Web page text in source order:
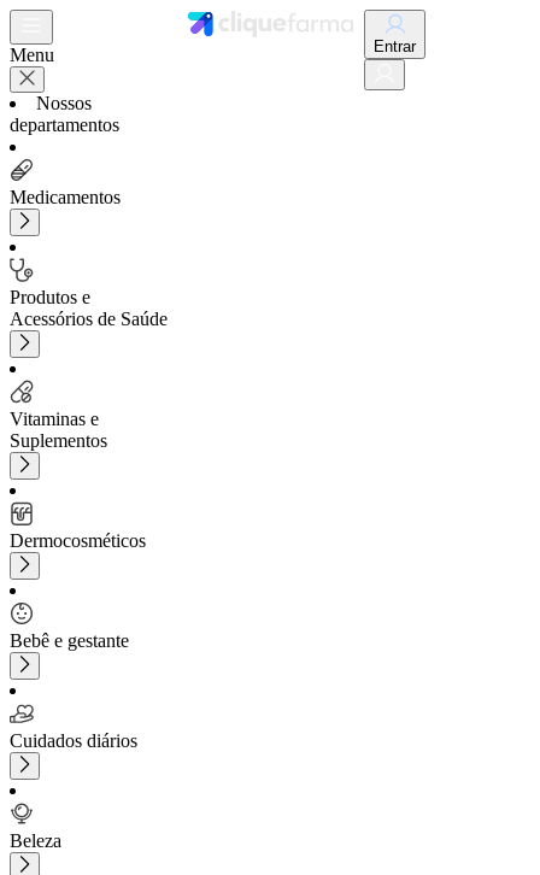
Menu
Nossos
departamentos
Medicamentos
Produtos e
Acessórios de Saúde
Vitaminas e
Suplementos
Dermocosméticos
Bebê e gestante
Cuidados diários
Beleza
Entrar